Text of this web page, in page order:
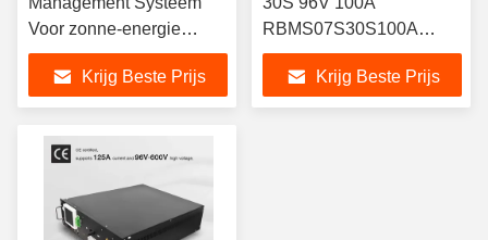
Voor zonne-energie
opslag 60S 192V
Krijg Beste Prijs
RBMS07S30S100A
Bluetooth ondersteunen
Krijg Beste Prijs